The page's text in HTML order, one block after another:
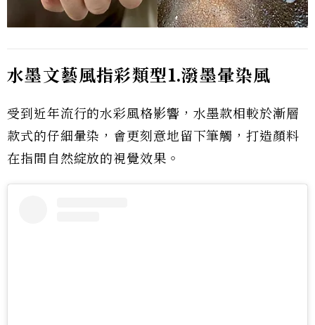
水墨文藝風指彩類型1.潑墨暈染風
受到近年流行的水彩風格影響，水墨款相較於漸層
款式的仔細暈染，會更刻意地留下筆觸，打造顏料
在指間自然綻放的視覺效果。